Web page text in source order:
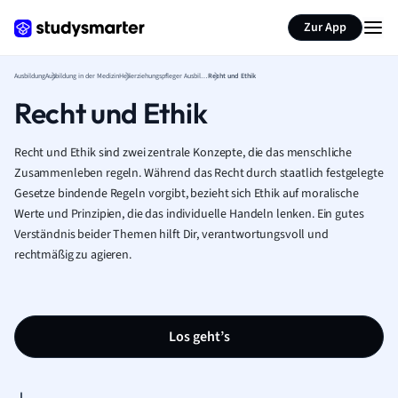
Zur App
AusbildungAusbildung in der Medizin Heilerziehungspfleger AusbildungRecht und Ethik
Recht und Ethik
Recht und Ethik sind zwei zentrale Konzepte, die das menschliche
Zusammenleben regeln. Während das Recht durch staatlich festgelegte
Gesetze bindende Regeln vorgibt, bezieht sich Ethik auf moralische
Werte und Prinzipien, die das individuelle Handeln lenken. Ein gutes
Verständnis beider Themen hilft Dir, verantwortungsvoll und
rechtmäßig zu agieren.
Los geht’s